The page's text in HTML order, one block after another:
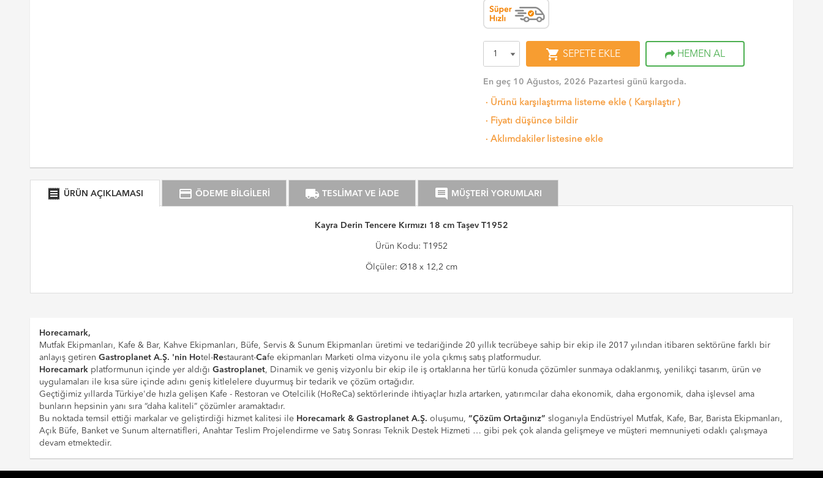
shopping_cart SEPETE EKLE HEMEN AL
En geç 10 Ağustos, 2026 Pazartesi günü kargoda.
· Ürünü karşılaştırma listeme ekle ( Karşılaştır)
· Fiyatı düşünce bildir
·Aklımdakiler listesine ekle
receipt ÜRÜN AÇIKLAMASI credit_card ÖDEME BİLGİLERİ local_shipping TESLİMAT VE İADE comment MÜŞTERİ YORUMLARI
Kayra Derin Tencere Kırmızı 18 cm Taşev T1952
Ürün Kodu: T1952
Ölçüler: Ø18 x 12,2 cm
Horecamark,
Mutfak Ekipmanları, Kafe & Bar, Kahve Ekipmanları, Büfe, Servis & Sunum Ekipmanları üretimi ve tedariğinde 20 yıllık tecrübeye sahip bir ekip ile 2017 yılından itibaren sektörüne farklı bir
anlayış getiren Gastroplanet A.Ş. 'nin Hotel-Restaurant-Cafe ekipmanları Marketi olma vizyonu ile yola çıkmış satış platformudur.
Horecamarkplatformunun içinde yer aldığı Gastroplanet, Dinamik ve geniş vizyonlu bir ekip ile iş ortaklarına her türlü konuda çözümler sunmaya odaklanmış, yenilikçi tasarım, ürün ve
uygulamaları ile kısa süre içinde adını geniş kitlelelere duyurmuş bir tedarik ve çözüm ortağıdır.
Geçtiğimiz yıllarda Türkiye'de hızla gelişen Kafe - Restoran ve Otelcilik (HoReCa) sektörlerinde ihtiyaçlar hızla artarken, yatırımcılar daha ekonomik, daha ergonomik, daha işlevsel ama
bunların hepsinin yanı sıra “daha kaliteli” çözümler aramaktadır.
Bu noktada temsil ettiği markalar ve geliştirdiği hizmet kalitesi ile Horecamark & Gastroplanet A.Ş. oluşumu, “Çözüm Ortağınız” sloganıyla Endüstriyel Mutfak, Kafe, Bar, Barista Ekipmanları,
Açık Büfe, Banket ve Sunum alternatifleri, Anahtar Teslim Projelendirme ve Satış Sonrası Teknik Destek Hizmeti … gibi pek çok alanda gelişmeye ve müşteri memnuniyeti odaklı çalışmaya
devam etmektedir.